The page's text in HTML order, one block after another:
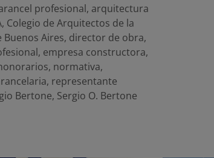
profesional, arquitectura
, Colegio de Arquitectos de la
Buenos Aires, director de obra,
, empresa constructora,
, normativa,
, representante
Bertone, Sergio O. Bertone